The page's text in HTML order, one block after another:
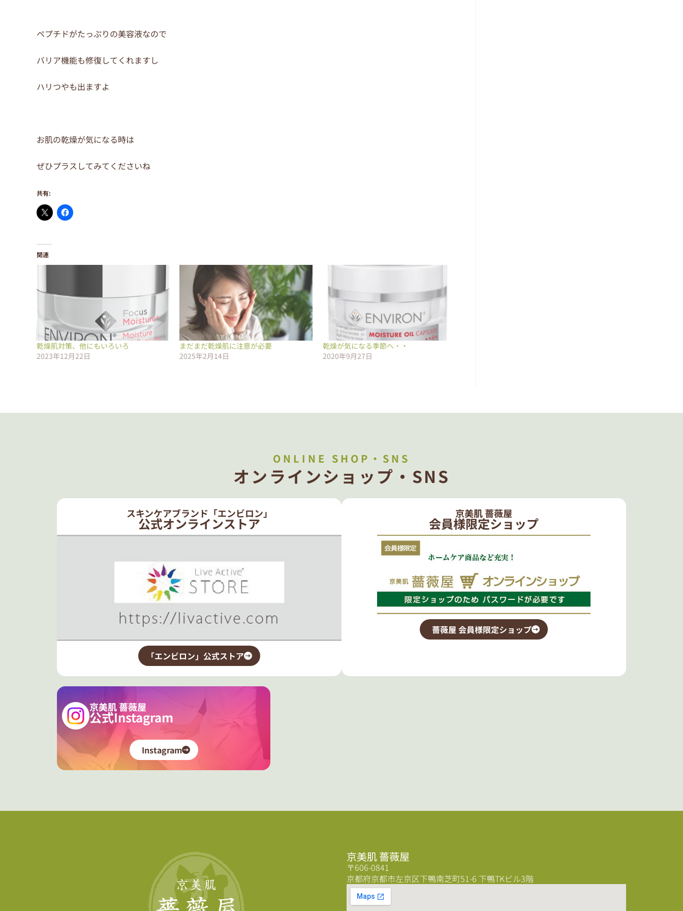
ペプチドがたっぷりの美容液なので
バリア機能も修復してくれますし
ハリつやも出ますよ
お肌の乾燥が気になる時は
ぜひプラスしてみてくださいね
共有:
関連
乾燥肌対策、他にもいろいろ
2023年12月22日
まだまだ乾燥肌に注意が必要
2025年2月14日
乾燥が気になる季節へ・・
2020年9月27日
ONLINE SHOP・SNS
オンラインショップ・SNS
スキンケアブランド「エンビロン」
公式オンラインストア
「エンビロン」公式ストア
京美肌 薔薇屋
会員様限定ショップ
薔薇屋 会員様限定ショップ
京美肌 薔薇屋
公式Instagram
Instagram
京美肌 薔薇屋
〒606-0841
京都府京都市左京区下鴨南芝町51-6 下鴨TKビル3階